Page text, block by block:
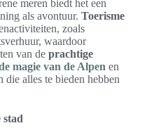
meren biedt het een
als avontuur. Toerisme
zoals
waardoor
van de prachtige
magie van de Alpen en
die alles te bieden hebben
stad